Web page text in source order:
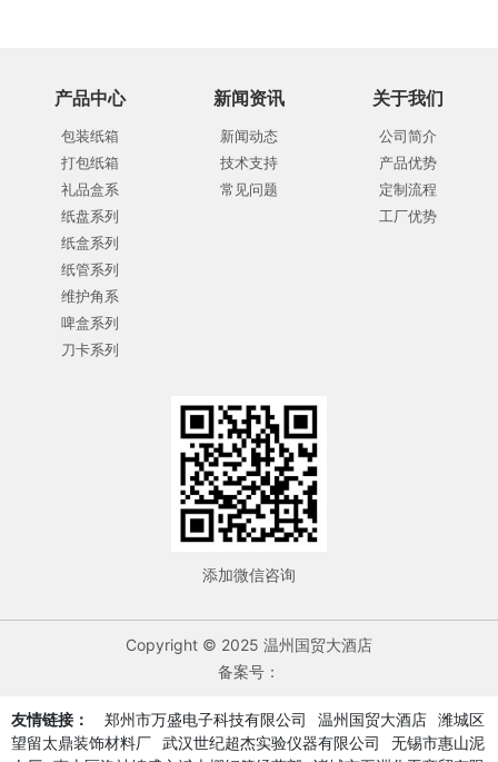
产品中心
包装纸箱
打包纸箱
礼品盒系
纸盘系列
纸盒系列
纸管系列
维护角系
啤盒系列
刀卡系列
新闻资讯
新闻动态
技术支持
常见问题
关于我们
公司简介
产品优势
定制流程
工厂优势
添加微信咨询
Copyright © 2025 温州国贸大酒店
备案号：
友情链接： 郑州市万盛电子科技有限公司 温州国贸大酒店 潍城区
望留太鼎装饰材料厂 武汉世纪超杰实验仪器有限公司
无锡市惠山泥